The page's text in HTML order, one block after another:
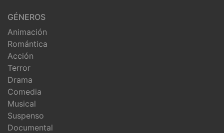
GÉNEROS
Animación
Romántica
Acción
Terror
Drama
Comedia
Musical
Suspenso
Documental